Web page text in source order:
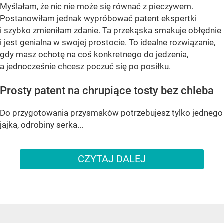
Myślałam, że nic nie może się równać z pieczywem.
Postanowiłam jednak wypróbować patent ekspertki
i szybko zmieniłam zdanie. Ta przekąska smakuje obłędnie
i jest genialna w swojej prostocie. To idealne rozwiązanie,
gdy masz ochotę na coś konkretnego do jedzenia,
a jednocześnie chcesz poczuć się po posiłku.
Prosty patent na chrupiące tosty bez chleba
Do przygotowania przysmaków potrzebujesz tylko jednego
jajka, odrobiny serka...
CZYTAJ DALEJ